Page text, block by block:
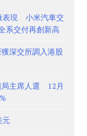
表現 小米汽車交
系交付再創新高
深交所調入港股
局主席人選 12月